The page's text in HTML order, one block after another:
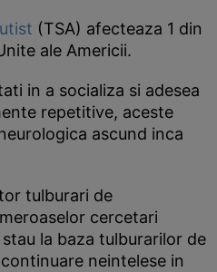
(TSA) afecteaza 1 din
ale Americii.
in a socializa si adesea
repetitive, aceste
ascund inca
tulburari de
cercetari
la baza tulburarilor de
neintelese in